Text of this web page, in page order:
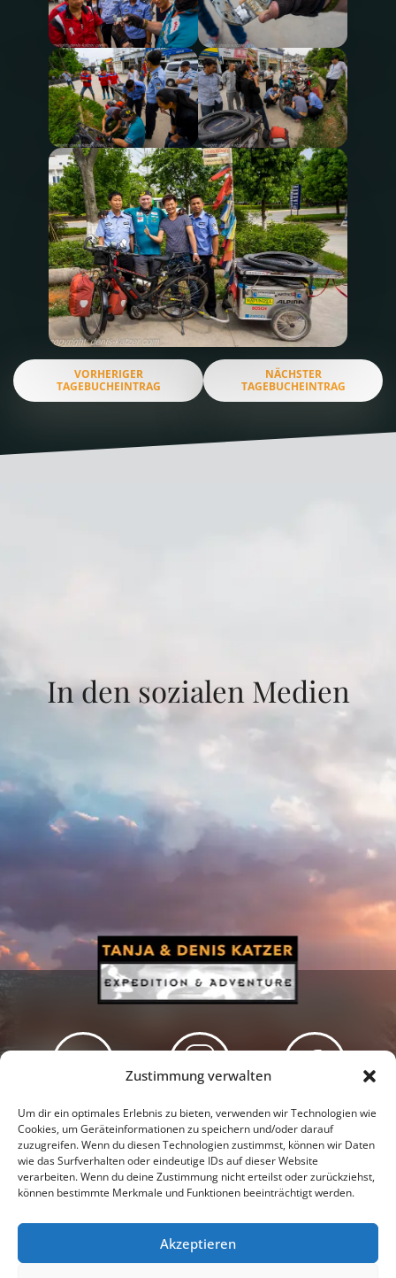
Zustimmung verwalten
Um dir ein optimales Erlebnis zu bieten, verwenden wir Technologien wie
Cookies, um Geräteinformationen zu speichern und/oder darauf
zuzugreifen. Wenn du diesen Technologien zustimmst, können wir Daten
wie das Surfverhalten oder eindeutige IDs auf dieser Website
verarbeiten. Wenn du deine Zustimmung nicht erteilst oder zurückziehst,
können bestimmte Merkmale und Funktionen beeinträchtigt werden.
Akzeptieren
VORHERIGER
TAGEBUCHEINTRAG
NÄCHSTER
TAGEBUCHEINTRAG
In den sozialen Medien
Newsletter Podcast Facebook
Datenschutzerklärung